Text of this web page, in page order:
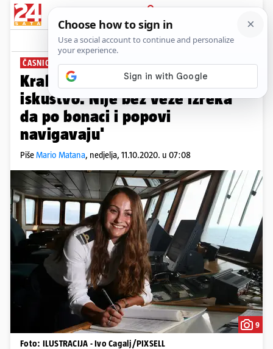
PRIJAVA
News Komentari
ČASNICA U JADROLINIJI
Kraljica na Hektoru: 'Bitno je
iskustvo. Nije bez veze izreka
da po bonaci i popovi
navigavaju'
PišeMario Matana, nedjelja, 11.10.2020. u 07:08
9
Foto: ILUSTRACIJA - Ivo Cagalj/PIXSELL